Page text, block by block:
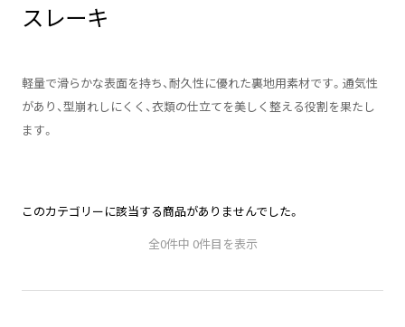
スレーキ
軽量で滑らかな表面を持ち、耐久性に優れた裏地用素材です。通気性
があり、型崩れしにくく、衣類の仕立てを美しく整える役割を果たし
ます。
このカテゴリーに該当する商品がありませんでした。
全0件中 0件目を表示